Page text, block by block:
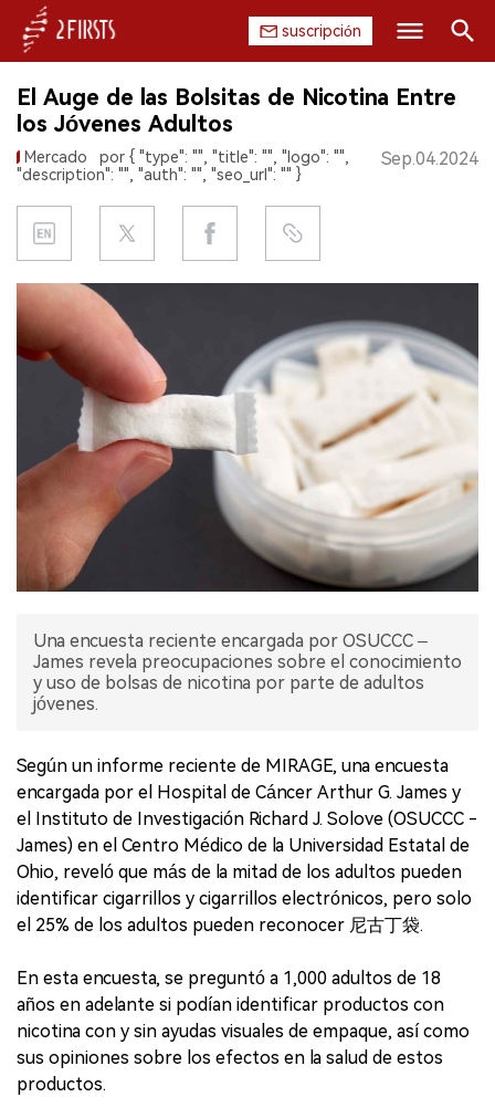
suscripción
INICIO
EMPRESA
PRODUCTO
CHINA
DATOS
EXPOSICIÓN
ENTREVISTA
Buscar
El Auge de las Bolsitas de Nicotina Entre
los Jóvenes Adultos
Mercado
por { "type": "", "title": "", "logo": "",
"description": "", "auth": "", "seo_url": "" }
Sep.04.2024
Una encuesta reciente encargada por OSUCCC –
James revela preocupaciones sobre el conocimiento
y uso de bolsas de nicotina por parte de adultos
jóvenes.
Según un informe reciente de MIRAGE, una encuesta
encargada por el Hospital de Cáncer Arthur G. James y
el Instituto de Investigación Richard J. Solove (OSUCCC -
James) en el Centro Médico de la Universidad Estatal de
Ohio, reveló que más de la mitad de los adultos pueden
identificar cigarrillos y cigarrillos electrónicos, pero solo
el 25% de los adultos pueden reconocer 尼古丁袋.
En esta encuesta, se preguntó a 1,000 adultos de 18
años en adelante si podían identificar productos con
nicotina con y sin ayudas visuales de empaque, así como
sus opiniones sobre los efectos en la salud de estos
productos.